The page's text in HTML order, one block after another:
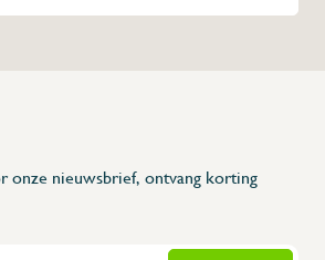
onze nieuwsbrief, ontvang korting